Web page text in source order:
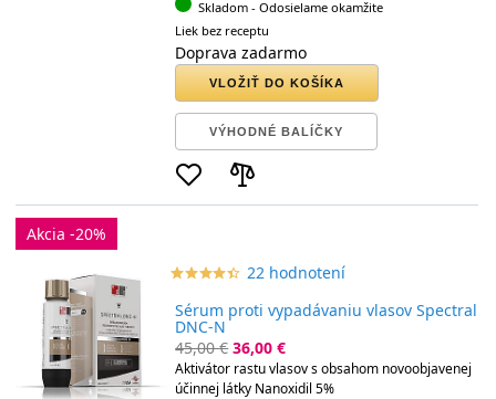
Skladom - Odosielame okamžite
Liek bez receptu
Doprava zadarmo
VLOŽIŤ DO KOŠÍKA
VÝHODNÉ BALÍČKY
Akcia -20%
star_borderstar_borderstar_borderstar_borderstar_border
starstarstarstarstar 22 hodnotení
Sérum proti vypadávaniu vlasov Spectral
DNC-N
45,00 € 36,00 €
Aktivátor rastu vlasov s obsahom novoobjavenej
účinnej látky Nanoxidil 5%